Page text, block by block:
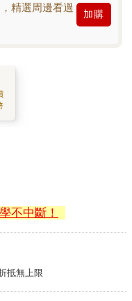
精選周邊看過
加購
不中斷！
抵無上限